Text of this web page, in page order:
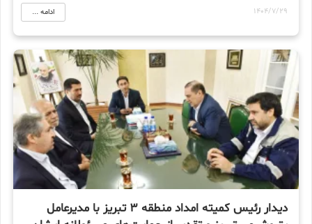
1404/7/29 ادامه ...
دیدار رئیس کمیته امداد منطقه ۳ تبریز با مدیرعامل